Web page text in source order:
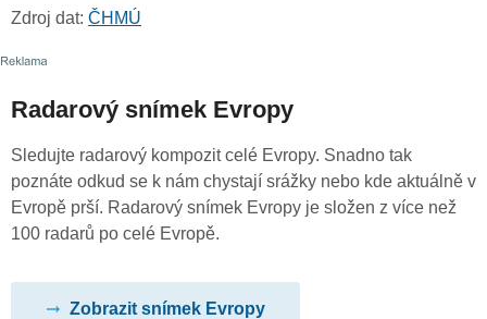
Zdroj dat: ČHMÚ
Radarový snímek Evropy
Sledujte radarový kompozit celé Evropy. Snadno tak
poznáte odkud se k nám chystají srážky nebo kde aktuálně v
Evropě prší. Radarový snímek Evropy je složen z více než
100 radarů po celé Evropě.
Zobrazit snímek Evropy